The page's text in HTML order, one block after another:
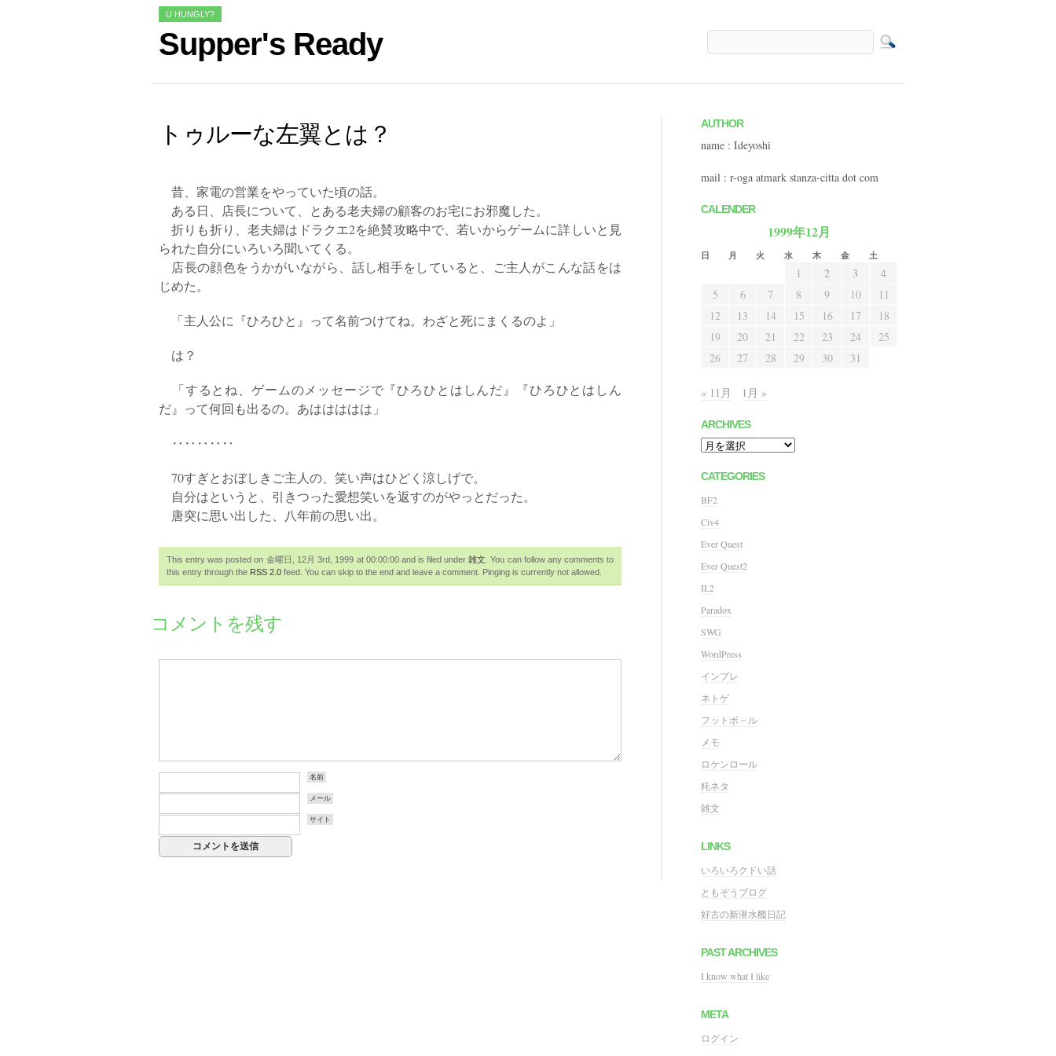
U HUNGLY?
Supper's Ready
トゥルーな左翼とは？
昔、家電の営業をやっていた頃の話。
ある日、店長について、とある老夫婦の顧客のお宅にお邪魔した。
折りも折り、老夫婦はドラクエ2を絶賛攻略中で、若いからゲームに詳しいと見
られた自分にいろいろ聞いてくる。
店長の顔色をうかがいながら、話し相手をしていると、ご主人がこんな話をは
じめた。
「主人公に『ひろひと』って名前つけてね。わざと死にまくるのよ」
は？
「するとね、ゲームのメッセージで『ひろひとはしんだ』『ひろひとはしん
だ』って何回も出るの。あははははは」
‥‥‥‥‥
70すぎとおぼしきご主人の、笑い声はひどく涼しげで。
自分はというと、引きつった愛想笑いを返すのがやっとだった。
唐突に思い出した、八年前の思い出。
This entry was posted on 金曜日, 12月 3rd, 1999 at 00:00:00 and is filed under雑文 . You can follow any comments to
this entry through the RSS 2.0 feed. You can skip to the end and leave a comment. Pinging is currently not allowed.
コメントを残す
名前
メール
サイト
AUTHOR
name : Ideyoshi
mail : r-oga atmark stanza-citta dot com
CALENDER
1999年12月
日 月 火 水 木 金 土
1 2 3
4
5
6 7 8 9 10
11
12
13 14 15 16 17
18
19
20 21 22 23 24
25
26
27 28 29 30 31
« 11月 1月 »
ARCHIVES
Archives
CATEGORIES
BF2
Civ4
Ever Quest
Ever Quest2
IL2
Paradox
SWG
WordPress
インプレ
ネトゲ
フットボ－ル
メモ
ロケンロール
粍ネタ
雑文
LINKS
いろいろクドい話
ともぞうブログ
好古の新潜水艦日記
PAST ARCHIVES
I know what I like
META
ログイン